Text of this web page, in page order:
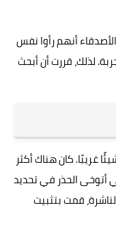
أنهم رأوا نفس
لذلك، قررت أن أبحث
غريبًا. كان هناك أكثر
أتوخى الحذر في تحديد
قمت بتثبيت